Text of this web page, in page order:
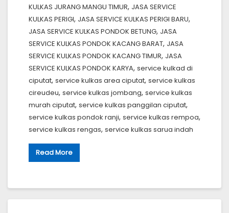
KULKAS JURANG MANGU TIMUR, JASA SERVICE
KULKAS PERIGI, JASA SERVICE KULKAS PERIGI BARU,
JASA SERVICE KULKAS PONDOK BETUNG, JASA
SERVICE KULKAS PONDOK KACANG BARAT, JASA
SERVICE KULKAS PONDOK KACANG TIMUR, JASA
SERVICE KULKAS PONDOK KARYA, service kulkad di
ciputat, service kulkas area ciputat, service kulkas
cireudeu, service kulkas jombang, service kulkas
murah ciputat, service kulkas panggilan ciputat,
service kulkas pondok ranji, service kulkas rempoa,
service kulkas rengas, service kulkas sarua indah
Read More